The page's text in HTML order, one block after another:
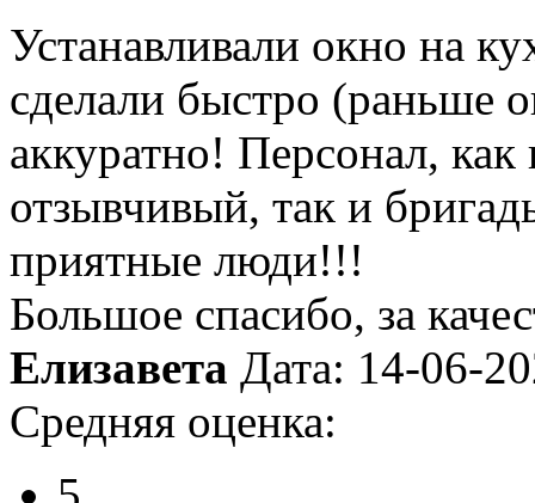
Устанавливали окно на
сделали быстро (раньше
аккуратно! Персонал,
отзывчивый, так и
приятные люди!!!
Большое спасибо, за
Елизавета Дата: 14-06-
Средняя оценка: